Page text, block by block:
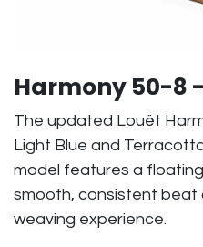
Harmony 50-8
The updated Louët
Light Blue and
model features a
smooth, consistent beat
weaving experience.